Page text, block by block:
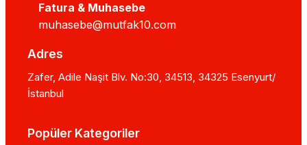
Fatura & Muhasebe
muhasebe@mutfak10.com
Adres
Zafer, Adile Naşit Blv. No:30, 34513, 34325 Esenyurt/
İstanbul
Popüler Kategoriler